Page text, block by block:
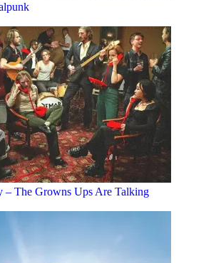
– The Growns Ups Are Talking